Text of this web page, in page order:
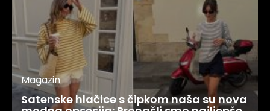
Magazin
Satenske hlačice s čipkom naša su nova